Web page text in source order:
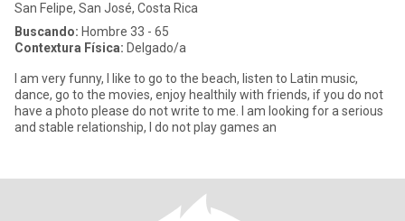
San Felipe, San José, Costa Rica
Buscando: Hombre 33 - 65
Contextura Física: Delgado/a
I am very funny, I like to go to the beach, listen to Latin music,
dance, go to the movies, enjoy healthily with friends, if you do not
have a photo please do not write to me. I am looking for a serious
and stable relationship, I do not play games an